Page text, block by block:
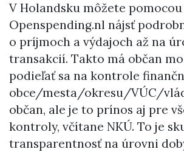
V Holandsku môžete pomocou
Openspending.nl nájsť
o príjmoch a výdajoch až na
transakcií. Takto má občan
podieľať sa na kontrole
obce/mesta/okresu/VÚC/
občan, ale je to prínos aj pre
kontroly, včítane NKÚ. To je
transparentnosť na úrovni